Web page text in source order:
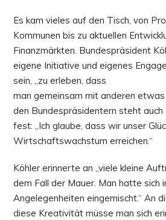
Es kam vieles auf den Tisch, von
Kommunen bis zu aktuellen
Finanzmärkten. Bundespräsident
eigene Initiative und eigenes
sein, „zu erleben, dass
man gemeinsam mit anderen etwas
den Bundespräsidentern steht auch
fest: „Ich glaube, dass wir unser
Wirtschaftswachstum erreichen.“
Köhler erinnerte an „viele kleine
dem Fall der Mauer. Man hatte sich
Angelegenheiten eingemischt.“ An
diese Kreativität müsse man sich